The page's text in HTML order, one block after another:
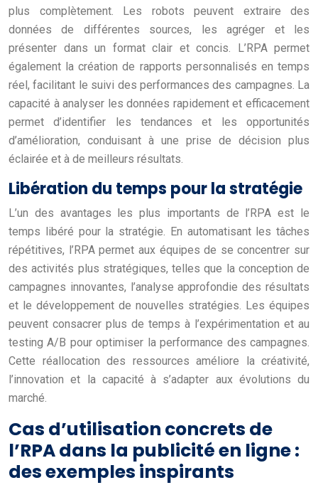
plus complètement. Les robots peuvent extraire des
données de différentes sources, les agréger et les
présenter dans un format clair et concis. L’RPA permet
également la création de rapports personnalisés en temps
réel, facilitant le suivi des performances des campagnes. La
capacité à analyser les données rapidement et efficacement
permet d’identifier les tendances et les opportunités
d’amélioration, conduisant à une prise de décision plus
éclairée et à de meilleurs résultats.
Libération du temps pour la stratégie
L’un des avantages les plus importants de l’RPA est le
temps libéré pour la stratégie. En automatisant les tâches
répétitives, l’RPA permet aux équipes de se concentrer sur
des activités plus stratégiques, telles que la conception de
campagnes innovantes, l’analyse approfondie des résultats
et le développement de nouvelles stratégies. Les équipes
peuvent consacrer plus de temps à l’expérimentation et au
testing A/B pour optimiser la performance des campagnes.
Cette réallocation des ressources améliore la créativité,
l’innovation et la capacité à s’adapter aux évolutions du
marché.
Cas d’utilisation concrets de
l’RPA dans la publicité en ligne :
des exemples inspirants